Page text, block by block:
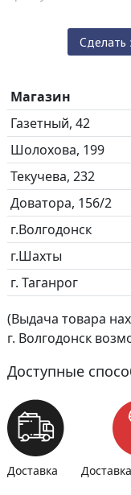
Сделать
Магазин
Газетный, 42
Шолохова, 199
Текучева, 232
Доватора, 156/2
г.Волгодонск
г.Шахты
г. Таганрог
(Выдача товара
г. Волгодонск
Доступные
Доставка